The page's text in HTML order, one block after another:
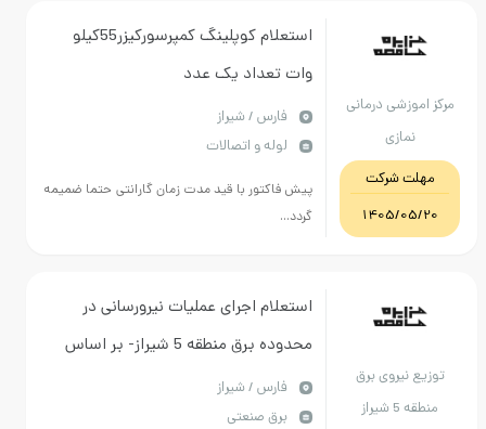
درمانی
شرکت
1405/
استعلام کوپلینگ کمپرسورکیزر55کیلو
وات تعداد یک عدد
فارس / شیراز
لوله و اتصالات
پیش فاکتور با قید مدت زمان گارانتی حتما ضمیمه
گردد...
نیروی برق
استعلام اجرای عملیات نیرورسانی در
محدوده برق منطقه 5 شیراز- بر اساس
فارس / شیراز
برق صنعتی